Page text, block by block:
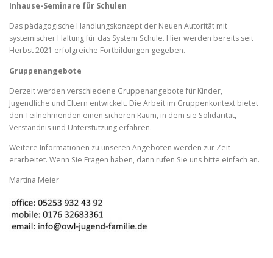
Inhause-Seminare für Schulen
Das pädagogische Handlungskonzept der Neuen Autorität mit
systemischer Haltung für das System Schule. Hier werden bereits seit
Herbst 2021 erfolgreiche Fortbildungen gegeben.
Gruppenangebote
Derzeit werden verschiedene Gruppenangebote für Kinder,
Jugendliche und Eltern entwickelt. Die Arbeit im Gruppenkontext bietet
den Teilnehmenden einen sicheren Raum, in dem sie Solidarität,
Verständnis und Unterstützung erfahren.
Weitere Informationen zu unseren Angeboten werden zur Zeit
erarbeitet. Wenn Sie Fragen haben, dann rufen Sie uns bitte einfach an.
Martina Meier